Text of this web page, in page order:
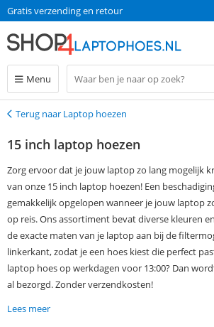
Gratis verzending en retour
Menu
Terug
Terug naar Laptop hoezen
15 inch laptop hoezen
Zorg ervoor dat je jouw laptop zo lang mogelijk
van onze 15 inch laptop hoezen! Een
gemakkelijk opgelopen wanneer je jouw laptop
op reis. Ons assortiment bevat diverse kleuren
de exacte maten van je laptop aan bij de
linkerkant, zodat je een hoes kiest die perfect
laptop hoes op werkdagen voor 13:00? Dan
al bezorgd. Zonder verzendkosten!
Lees meer